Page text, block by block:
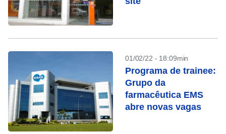
01/02/22 - 18:09min
Programa de trainee:
Grupo da
farmacêutica EMS
abre novas vagas